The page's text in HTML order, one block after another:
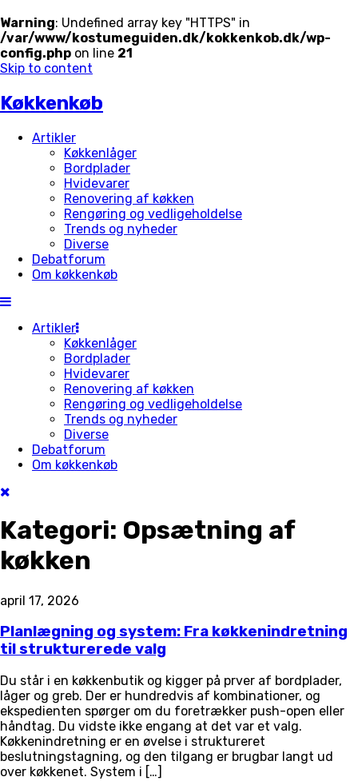
Warning: Undefined array key "HTTPS" in
/var/www/kostumeguiden.dk/kokkenkob.dk/wp-
config.php on line 21
Skip to content
Køkkenkøb
Artikler
Køkkenlåger
Bordplader
Hvidevarer
Renovering af køkken
Rengøring og vedligeholdelse
Trends og nyheder
Diverse
Debatforum
Om køkkenkøb
Artikler
Køkkenlåger
Bordplader
Hvidevarer
Renovering af køkken
Rengøring og vedligeholdelse
Trends og nyheder
Diverse
Debatforum
Om køkkenkøb
Kategori: Opsætning af
køkken
april 17, 2026
Planlægning og system: Fra køkkenindretning
til strukturerede valg
Du står i en køkkenbutik og kigger på prver af bordplader,
låger og greb. Der er hundredvis af kombinationer, og
ekspedienten spørger om du foretrækker push-open eller
håndtag. Du vidste ikke engang at det var et valg.
Køkkenindretning er en øvelse i struktureret
beslutningstagning, og den tilgang er brugbar langt ud
over køkkenet. System i […]